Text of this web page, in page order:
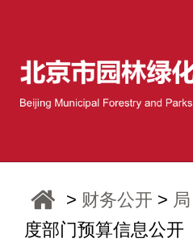
> 财务公开 >
度部门预算信息公开